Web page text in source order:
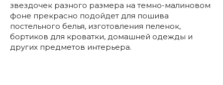
звездочек разного размера на темно-малиновом
фоне прекрасно подойдет для пошива
постельного белья, изготовления пеленок,
бортиков для кроватки, домашней одежды и
других предметов интерьера.